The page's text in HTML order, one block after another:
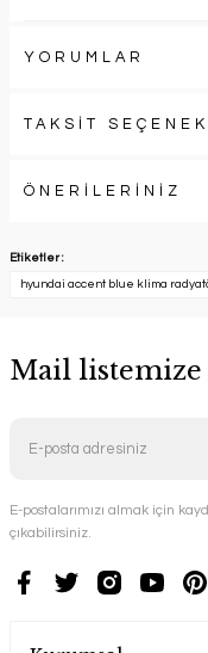
YORUMLAR
TAKSİT
ÖNERİLERİNİZ
Etiketler :
hyundai accent blue klima
Mail listemize
E-postalarımızı almak için
çıkabilirsiniz.